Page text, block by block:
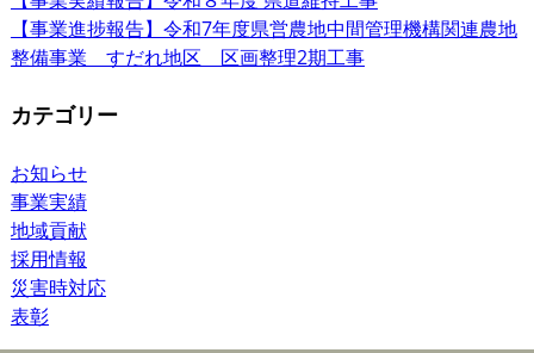
【事業進捗報告】令和7年度県営農地中間管理機構関連農地
整備事業 すだれ地区 区画整理2期工事
カテゴリー
お知らせ
事業実績
地域貢献
採用情報
災害時対応
表彰